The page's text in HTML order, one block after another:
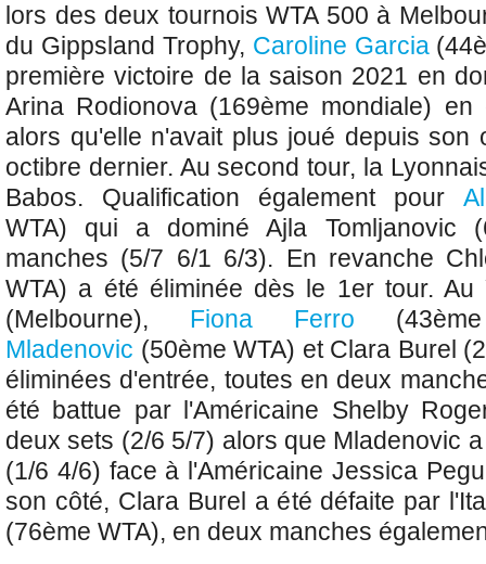
lors des deux tournois WTA 500 à
du Gippsland Trophy, Caroline Garcia
première victoire de la saison 2021 en
Arina Rodionova (169ème mondiale)
alors qu'elle n'avait plus joué depuis son
octibre dernier. Au second tour, la
Babos. Qualification également pour
WTA) qui a dominé Ajla Tomljanovic
manches (5/7 6/1 6/3). En revanche
WTA) a été éliminée dès le 1er tour. Au
(Melbourne), Fiona Ferro
Mladenovic (50ème WTA) et Clara Burel
éliminées d'entrée, toutes en deux
été battue par l'Américaine Shelby
deux sets (2/6 5/7) alors que Mladenovic
(1/6 4/6) face à l'Américaine Jessica
son côté, Clara Burel a été défaite par
(76ème WTA), en deux manches